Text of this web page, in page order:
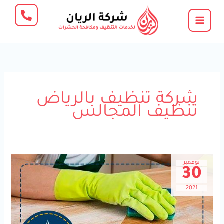
المحتوى
شركة تنظيف بالرياض
تنظيف المجالس
نوفمبر
30
2021